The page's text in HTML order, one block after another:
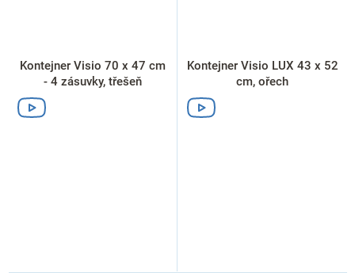
Kontejner Visio 70 x 47 cm
- 4 zásuvky, třešeň
Kontejner Visio LUX 43 x 52
cm, ořech